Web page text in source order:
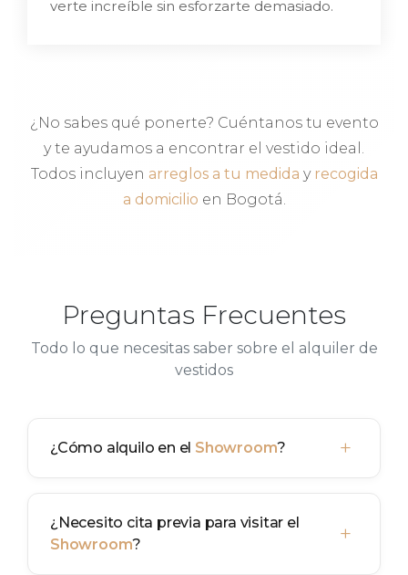
verte increíble sin esforzarte demasiado.
¿No sabes qué ponerte? Cuéntanos tu evento
y te ayudamos a encontrar el vestido ideal.
Todos incluyen arreglos a tu medida y recogida
a domicilio en Bogotá.
Preguntas Frecuentes
Todo lo que necesitas saber sobre el alquiler de
vestidos
¿Cómo alquilo en el Showroom? +
¿Necesito cita previa para visitar el
Showroom? +